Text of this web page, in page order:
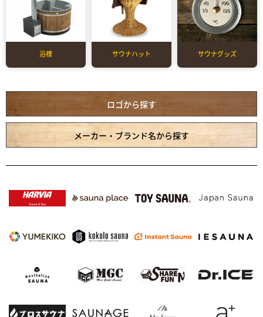
浴槽 サウナハット サウナグッズ
ロゴから探す
メーカー・ブランド名から探す